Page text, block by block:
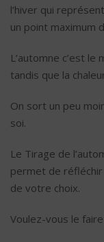
l’hiver qui
un point maximum
L’automne c’est
tandis que la
On sort un peu
soi.
Le Tirage de
permet de
de votre choix.
Voulez-vous le